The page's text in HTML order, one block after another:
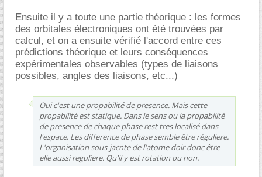
Ensuite il y a toute une partie théorique : les formes
des orbitales électroniques ont été trouvées par
calcul, et on a ensuite vérifié l'accord entre ces
prédictions théorique et leurs conséquences
expérimentales observables (types de liaisons
possibles, angles des liaisons, etc...)
Oui c'est une propabilité de presence. Mais cette
propabilité est statique. Dans le sens ou la propabilité
de presence de chaque phase rest tres localisé dans
l'espace. Les difference de phase semble être réguliere.
L'organisation sous-jacnte de l'atome doir donc être
elle aussi reguliere. Qu'il y est rotation ou non.